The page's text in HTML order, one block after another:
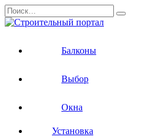
Перейти
к
содержанию
Search
for:
Балконы
Выбор
Окна
Установка